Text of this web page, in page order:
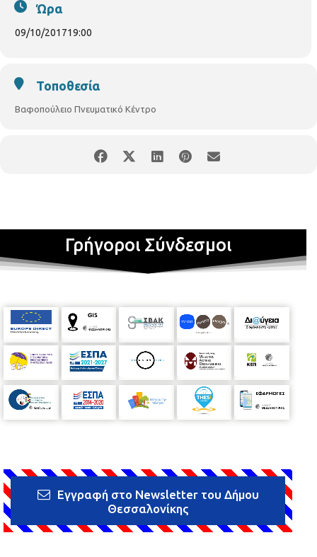
Ώρα
09/10/201719:00
Τοποθεσία
Βαφοπούλειο Πνευματικό Κέντρο
Γρήγοροι Σύνδεσμοι
Εγγραφή στο Newsletter του Δήμου
Θεσσαλονίκης